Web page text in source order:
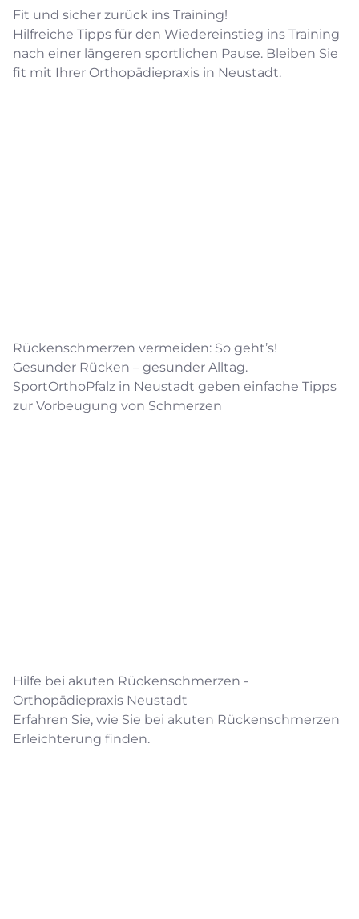
Fit und sicher zurück ins Training!
Hilfreiche Tipps für den Wiedereinstieg ins Training
nach einer längeren sportlichen Pause. Bleiben Sie
fit mit Ihrer Orthopädiepraxis in Neustadt.
Rückenschmerzen vermeiden: So geht’s!
Gesunder Rücken – gesunder Alltag.
SportOrthoPfalz in Neustadt geben einfache Tipps
zur Vorbeugung von Schmerzen
Hilfe bei akuten Rückenschmerzen -
Orthopädiepraxis Neustadt
Erfahren Sie, wie Sie bei akuten Rückenschmerzen
Erleichterung finden.